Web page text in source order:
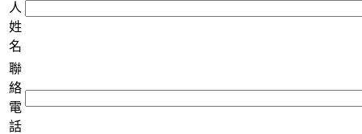
人
姓
名
聯
絡
電
話